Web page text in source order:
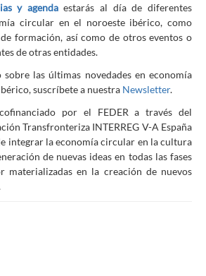
y agenda estarás al día de diferentes
circular en el noroeste ibérico, como
formación, así como de otros eventos o
de otras entidades.
las últimas novedades en economía
suscríbete a nuestra Newsletter.
por el FEDER a través del
Transfronteriza INTERREG V-A España
integrar la economía circular en la cultura
de nuevas ideas en todas las fases
materializadas en la creación de nuevos